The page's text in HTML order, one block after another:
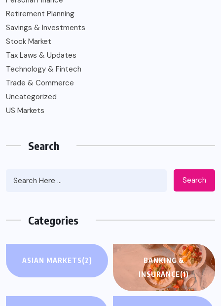
Retirement Planning
Savings & Investments
Stock Market
Tax Laws & Updates
Technology & Fintech
Trade & Commerce
Uncategorized
US Markets
Search
Search
Categories
ASIAN MARKETS(2)
BANKING &
INSURANCE(1)